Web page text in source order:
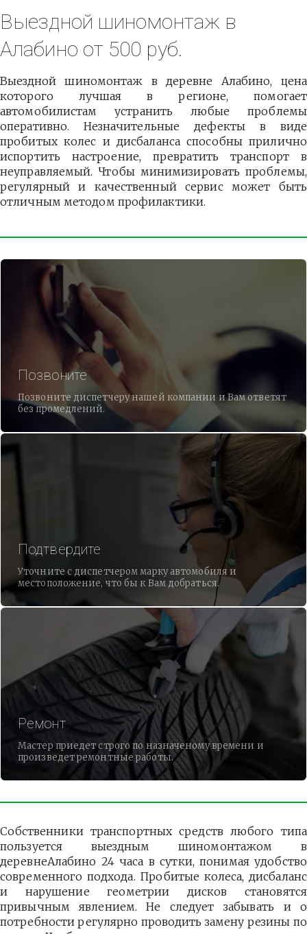
Выездной шиномонтаж в
Алабино от 500 руб.
Выездной шиномонтаж в деревне Алабино, цена
которого лучшая в регионе, помогает
автомобилистам устранить любые проблемы
оперативно. Незначительные дефекты в виде
пробитых колес и дисбаланса способны прилично
испортить настроение, превратить транспорт в
неуправляемый. Чтобы минимизировать проблемы,
регулярный и качественный сервис может быть
отличным методом профилактики.
Позвоните
Позвоните диспетчеру нашей компании и Вам ответят
без промедлений.
Подтвердите
Уточните с диспетчером марку автомобиля и
местоположение, что бы к Вам добраться.
Ремонт
Мастер приедет строго по назначеному времени и
произведет ремонтные работы.
Собственники транспортных средств любого типа
пользуется выездным шиномонтажом в
деревнеАлабино 24 часа в сутки, понимая удобство
современного подхода. Пробитые колеса, дисбаланс
и нарушение геометрии дисков становятся
привычным явлением. Не следует забывать и о
потребности регулярно проводить замену резины по